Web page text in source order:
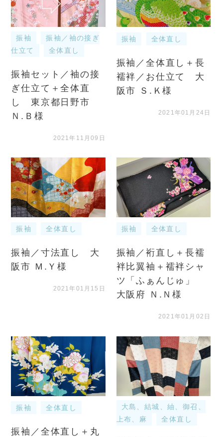
振袖
振袖／袖の接ぎ
仕立て
全体直し
振袖セット／袖の接
ぎ仕立て＋全体直
し 東京都日野市
Ｎ.Ｂ様
2021年11月09日
振袖 全体直し
振袖／全体直し＋長
襦袢／お仕立て 大
阪市 Ｓ.Ｋ様
2021年01月24日
振袖 全体直し
振袖／寸法直し 大
阪市 Ｍ.Ｙ様
2021年01月15日
振袖 全体直し
振袖／裄直し＋長襦
袢比翼袖＋襦袢シャ
ツ「ふぁんじゅ」
大阪府 Ｎ.Ｎ様
2021年01月02日
振袖 全体直し
振袖／全体直し＋丸
大島、結城、紬、御召、
上布、麻
全体直し